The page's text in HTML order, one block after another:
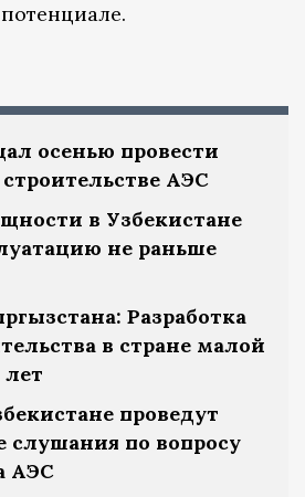
осенью провести
АЭС
в Узбекистане
не раньше
Разработка
в стране малой
проведут
слушания по вопросу
АЭС